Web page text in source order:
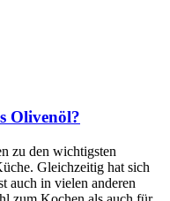
Olivenöl?
zu den wichtigsten
Gleichzeitig hat sich
auch in vielen anderen